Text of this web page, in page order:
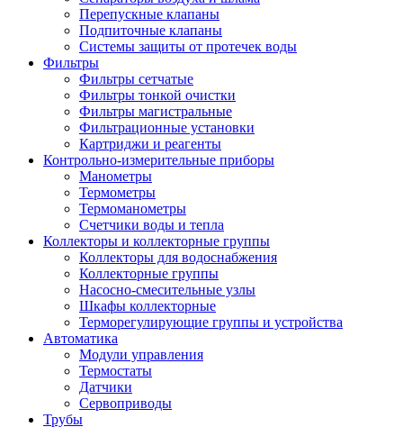
Перепускные клапаны
Подпиточные клапаны
Системы защиты от протечек воды
Фильтры
Фильтры сетчатые
Фильтры тонкой очистки
Фильтры магистральные
Фильтрационные установки
Картриджи и реагенты
Контрольно-измерительные приборы
Манометры
Термометры
Термоманометры
Счетчики воды и тепла
Коллекторы и коллекторные группы
Коллекторы для водоснабжения
Коллекторные группы
Насосно-смесительные узлы
Шкафы коллекторные
Терморегулирующие группы и устройства
Автоматика
Модули управления
Термостаты
Датчики
Сервоприводы
Трубы